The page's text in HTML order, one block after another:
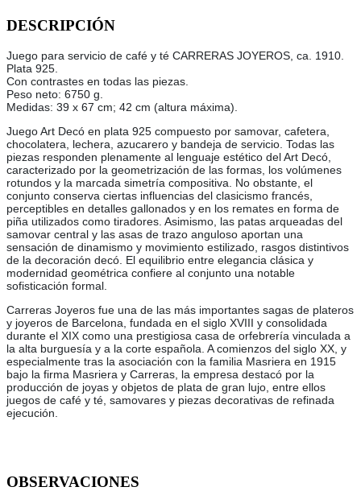
DESCRIPCIÓN
Juego para servicio de café y té CARRERAS JOYEROS, ca. 1910.
Plata 925.
Con contrastes en todas las piezas.
Peso neto: 6750 g.
Medidas: 39 x 67 cm; 42 cm (altura máxima).
Juego Art Decó en plata 925 compuesto por samovar, cafetera,
chocolatera, lechera, azucarero y bandeja de servicio. Todas las
piezas responden plenamente al lenguaje estético del Art Decó,
caracterizado por la geometrización de las formas, los volúmenes
rotundos y la marcada simetría compositiva. No obstante, el
conjunto conserva ciertas influencias del clasicismo francés,
perceptibles en detalles gallonados y en los remates en forma de
piña utilizados como tiradores. Asimismo, las patas arqueadas del
samovar central y las asas de trazo anguloso aportan una
sensación de dinamismo y movimiento estilizado, rasgos distintivos
de la decoración decó. El equilibrio entre elegancia clásica y
modernidad geométrica confiere al conjunto una notable
sofisticación formal.
Carreras Joyeros fue una de las más importantes sagas de plateros
y joyeros de Barcelona, fundada en el siglo XVIII y consolidada
durante el XIX como una prestigiosa casa de orfebrería vinculada a
la alta burguesía y a la corte española. A comienzos del siglo XX, y
especialmente tras la asociación con la familia Masriera en 1915
bajo la firma Masriera y Carreras, la empresa destacó por la
producción de joyas y objetos de plata de gran lujo, entre ellos
juegos de café y té, samovares y piezas decorativas de refinada
ejecución.
OBSERVACIONES